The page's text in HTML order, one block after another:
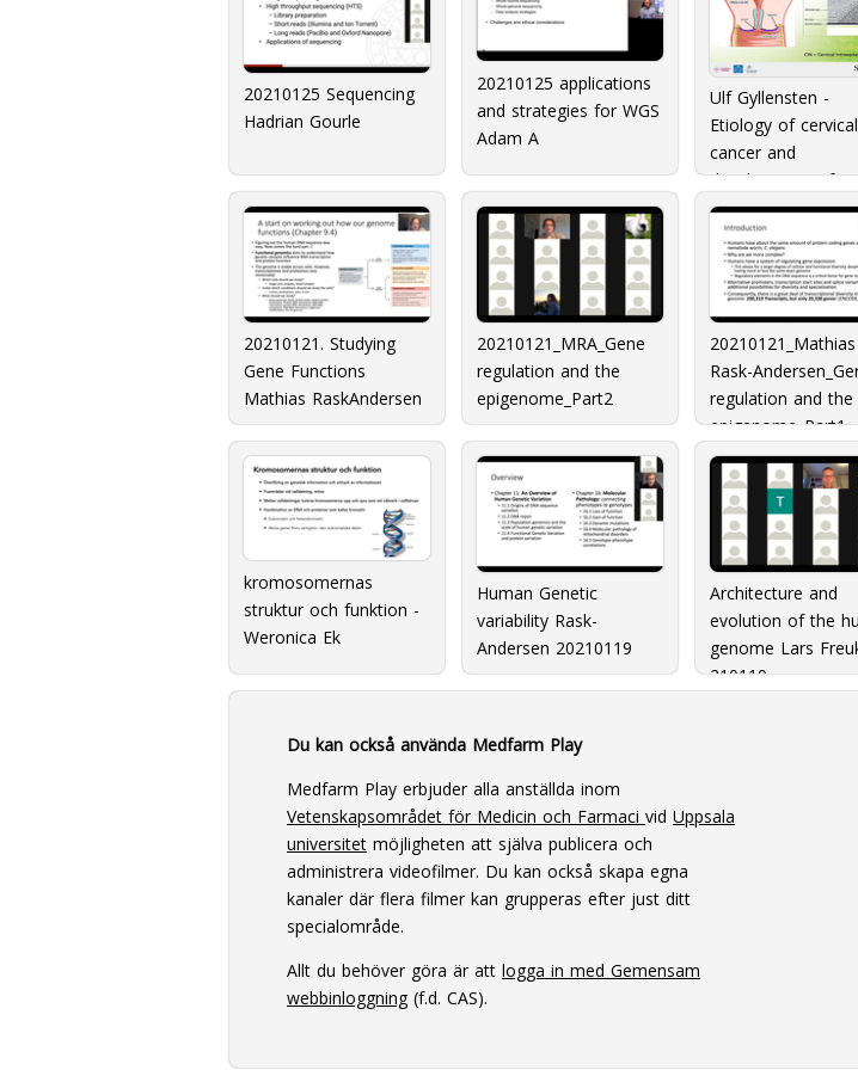
20210125 Sequencing
Hadrian Gourle
20210125 applications
and strategies for WGS
Adam A
Ulf Gyllensten -
Etiology of cervical
cancer and
development of
effcient screening
biomarkers Part II
20210121. Studying
Gene Functions
Mathias RaskAndersen
20210121_MRA_Gene
regulation and the
epigenome_Part2
20210121_Mathias
Rask-
regulation and the
epigenome_Part1
kromosomernas
struktur och funktion -
Weronica Ek
Human Genetic
variability Rask-
Andersen 20210119
Architecture and
evolution of the
genome Lars
210119
Du kan också använda Medfarm Play
Medfarm Play erbjuder alla anställda inom
Vetenskapsområdet för Medicin och Farmaci vid Uppsala
universitet möjligheten att själva publicera och
administrera videofilmer. Du kan också skapa egna
kanaler där flera filmer kan grupperas efter just ditt
specialområde.
Allt du behöver göra är att logga in med Gemensam
webbinloggning (f.d. CAS).